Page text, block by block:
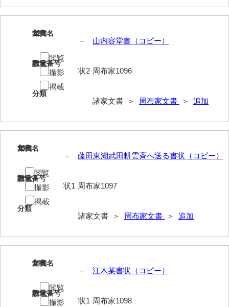
鍛冶利吉文書
片岡トミ子自作農地木札
堅田家文書（一般郷土伝来）
片山家文書（阿東町）
月輪寺文書
桂家文書（宇部市1）
桂家文書（宇部市2）
12
文書名
山内容堂書（コピー）
請求番号
周布家1096
分類
諸家文書 ＞ 周布家文書 ＞ 追加
年代
－
数量
状2
閲覧
撮影
掲載
13
文書名
藤田東湖武田耕雲斉へ送る書状（コピー）
請求番号
周布家1097
分類
諸家文書 ＞ 周布家文書 ＞ 追加
年代
－
数量
状1
閲覧
撮影
掲載
14
文書名
江木某書状（コピー）
請求番号
周布家1098
年代
－
数量
状1
閲覧
撮影